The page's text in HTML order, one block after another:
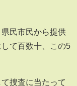
県民市民から提供
て百数十、この5
捜査に当たって